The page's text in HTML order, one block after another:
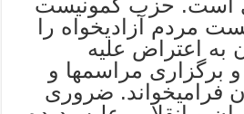
است. حزب کمونیست
مردم آزادیخواه را
به اعتراض علیه
مراسمها و
فرامیخواند. ضروری